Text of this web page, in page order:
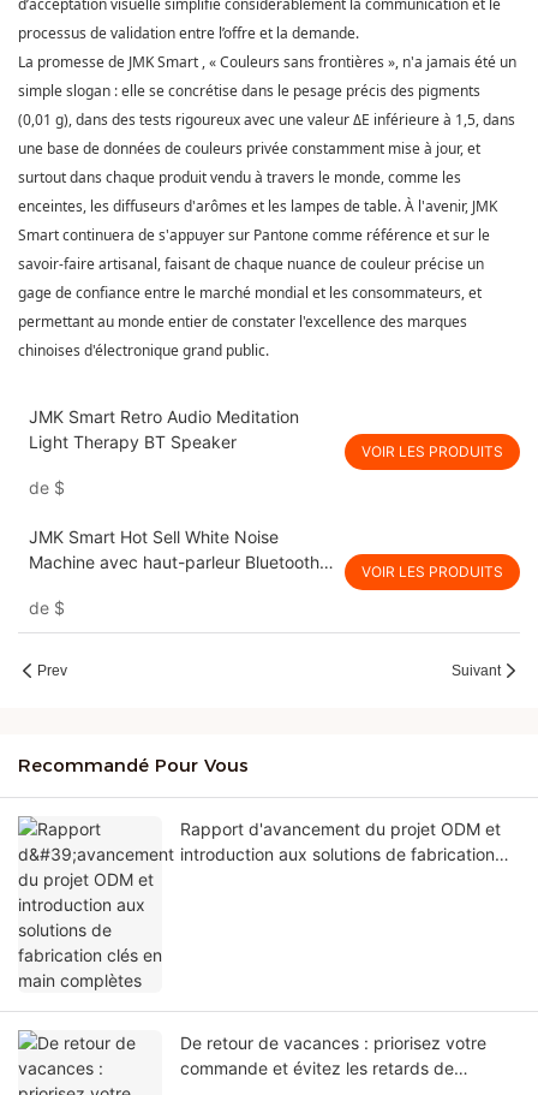
d’acceptation visuelle simplifie considérablement la communication et le
processus de validation entre l’offre et la demande.
La promesse de JMK Smart , « Couleurs sans frontières », n'a jamais été un
simple slogan : elle se concrétise dans le pesage précis des pigments
(0,01 g), dans des tests rigoureux avec une valeur ΔE inférieure à 1,5, dans
une base de données de couleurs privée constamment mise à jour, et
surtout dans chaque produit vendu à travers le monde, comme les
enceintes, les diffuseurs d'arômes et les lampes de table. À l'avenir, JMK
Smart continuera de s'appuyer sur Pantone comme référence et sur le
savoir-faire artisanal, faisant de chaque nuance de couleur précise un
gage de confiance entre le marché mondial et les consommateurs, et
permettant au monde entier de constater l'excellence des marques
chinoises d'électronique grand public.
JMK Smart Retro Audio Meditation
Light Therapy BT Speaker
de $
VOIR LES PRODUITS
JMK Smart Hot Sell White Noise
Machine avec haut-parleur Bluetooth
bébé & Adultes
de $
VOIR LES PRODUITS
Prev Suivant
Recommandé Pour Vous
Rapport d'avancement du projet ODM et
introduction aux solutions de fabrication
De retour de vacances : priorisez votre
commande et évitez les retards de